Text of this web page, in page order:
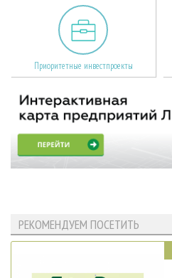
Приоритетные инвестпроекты
РЕКОМЕНДУЕМ ПОСЕТИТЬ